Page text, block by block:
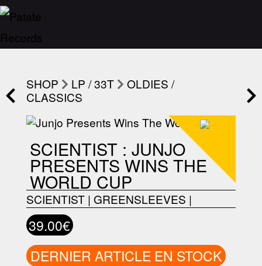
SHOP LP / 33T
OLDIES /
CLASSICS
SCIENTIST : JUNJO
PRESENTS WINS THE
WORLD CUP
SCIENTIST| GREENSLEEVES |
39.00€
DERNIER ARTICLE EN STOCK